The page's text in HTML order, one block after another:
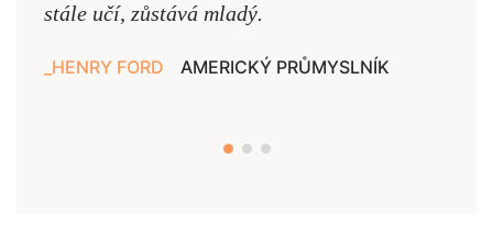
stále učí, zůstává mladý.
HENRY FORD AMERICKÝ PRŮMYSLNÍK